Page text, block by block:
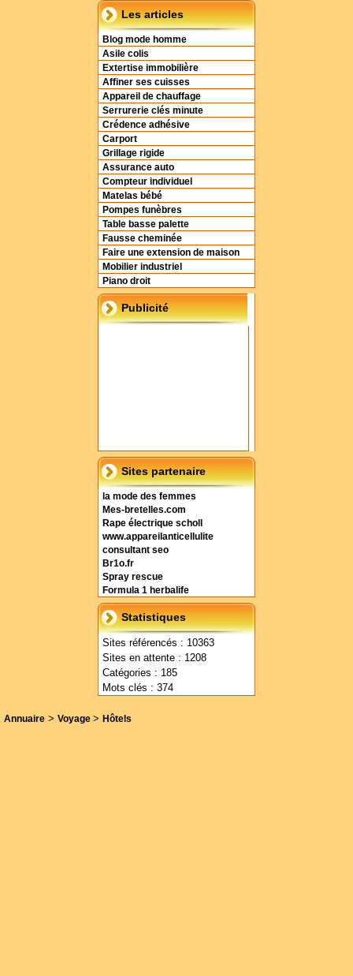
Les articles
Blog mode homme
Asile colis
Extertise immobilière
Affiner ses cuisses
Appareil de chauffage
Serrurerie clés minute
Crédence adhésive
Carport
Grillage rigide
Assurance auto
Compteur individuel
Matelas bébé
Pompes funèbres
Table basse palette
Fausse cheminée
Faire une extension de maison
Mobilier industriel
Piano droit
Publicité
Sites partenaire
la mode des femmes
Mes-bretelles.com
Rape électrique scholl
www.appareilanticellulite
consultant seo
Br1o.fr
Spray rescue
Formula 1 herbalife
Statistiques
Sites référencés : 10363
Sites en attente : 1208
Catégories : 185
Mots clés : 374
Annuaire > Voyage > Hôtels